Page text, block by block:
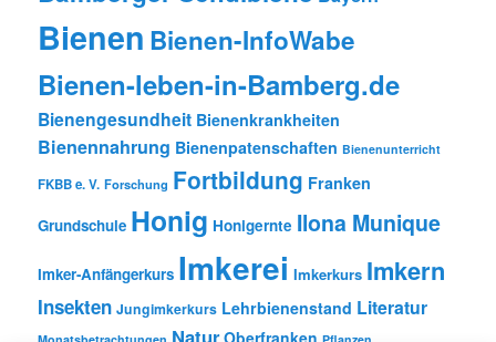
Bienen Bienen-InfoWabe
Bienen-leben-in-Bamberg.de
Bienengesundheit Bienenkrankheiten
Bienennahrung Bienenpatenschaften Bienenunterricht
FKBB e. V. Forschung Fortbildung Franken
Grundschule Honig Honigernte Ilona Munique
Imker-Anfängerkurs Imkerei Imkerkurs Imkern
Insekten Jungimkerkurs Lehrbienenstand Literatur
Natur Oberfranken